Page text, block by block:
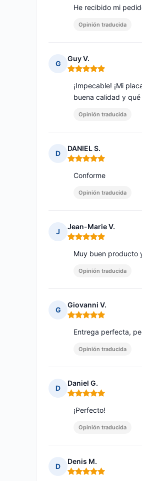
He recibido mi
Opinión traducida
G
Guy V.
Nota: 5 de 5
¡Impecable! ¡Mi
buena calidad y
Opinión traducida
D
DANIEL S.
Nota: 5 de 5
Conforme
Opinión traducida
J
Jean-Marie V.
Nota: 5 de 5
Muy buen producto
Opinión traducida
G
Giovanni V.
Nota: 5 de 5
Entrega perfecta,
Opinión traducida
D
Daniel G.
Nota: 5 de 5
¡Perfecto!
Opinión traducida
D
Denis M.
Nota: 5 de 5